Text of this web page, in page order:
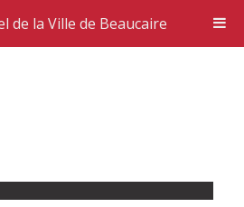
de la Ville de Beaucaire